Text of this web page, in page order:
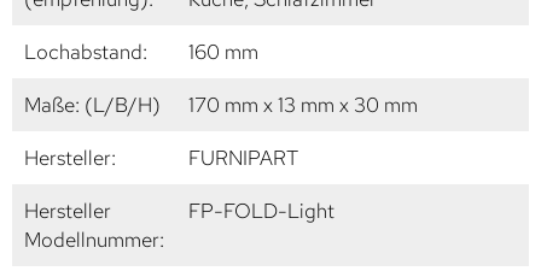
Lochabstand:
160 mm
Maße: (L/B/H)
170 mm x 13 mm x 30 mm
Hersteller:
FURNIPART
Hersteller
Modellnummer:
FP-FOLD-Light